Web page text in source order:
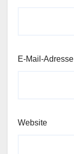
E-Mail-Adresse
Website